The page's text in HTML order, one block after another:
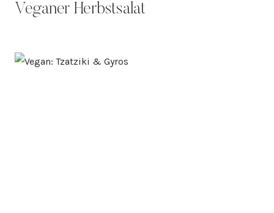
Veganer Herbstsalat